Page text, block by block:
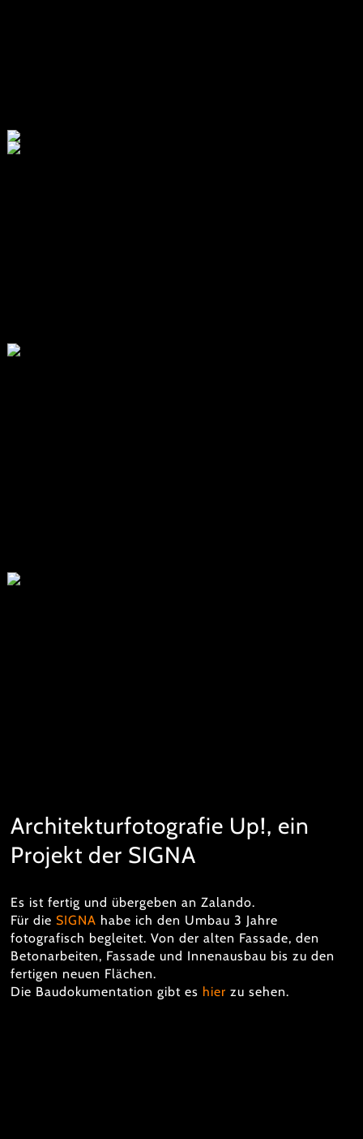
Architekturfotografie Up!, ein
Projekt der SIGNA
Es ist fertig und übergeben an Zalando.
Für die SIGNA habe ich den Umbau 3 Jahre
fotografisch begleitet. Von der alten Fassade, den
Betonarbeiten, Fassade und Innenausbau bis zu den
fertigen neuen Flächen.
Die Baudokumentation gibt es hier zu sehen.